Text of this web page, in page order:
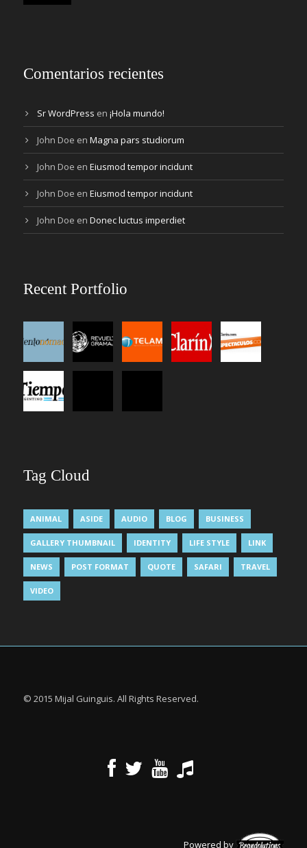
Comentarios recientes
Sr WordPress en ¡Hola mundo!
John Doe en Magna pars studiorum
John Doe en Eiusmod tempor incidunt
John Doe en Eiusmod tempor incidunt
John Doe en Donec luctus imperdiet
Recent Portfolio
Tag Cloud
ANIMAL ASIDE AUDIO BLOG BUSINESS
GALLERY THUMBNAIL IDENTITY LIFE STYLE LINK
NEWS POST FORMAT QUOTE SAFARI TRAVEL
VIDEO
© 2015 Mijal Guinguis. All Rights Reserved.
Powered by